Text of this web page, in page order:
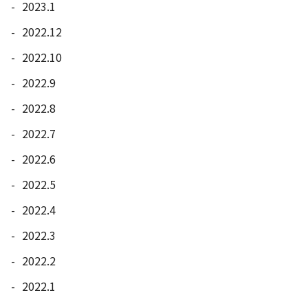
2023.1
2022.12
2022.10
2022.9
2022.8
2022.7
2022.6
2022.5
2022.4
2022.3
2022.2
2022.1